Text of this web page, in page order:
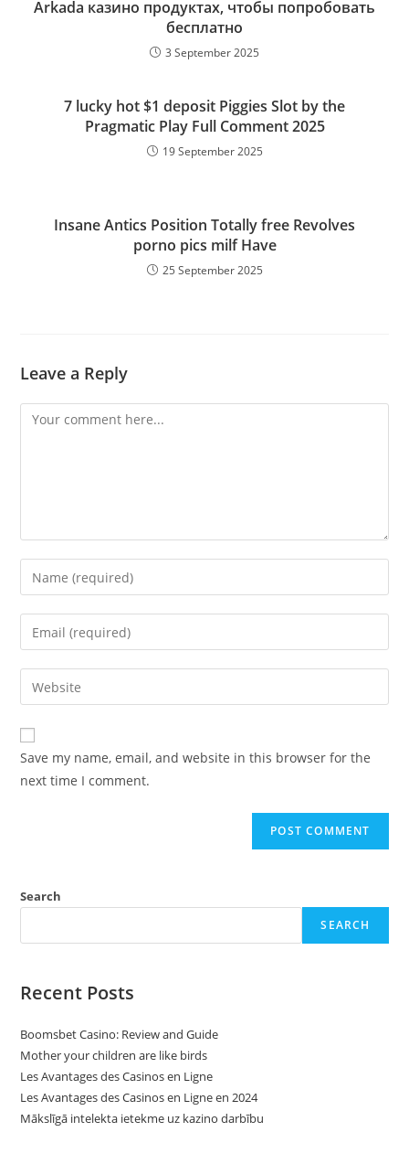
Arkada казино продуктах, чтобы попробовать
бесплатно
3 September 2025
7 lucky hot $1 deposit Piggies Slot by the
Pragmatic Play Full Comment 2025
19 September 2025
Insane Antics Position Totally free Revolves
porno pics milf Have
25 September 2025
Leave a Reply
Comment
Enter
your
name
comment
Enter
your
email
address
comment
Enter
your
website
URL
(optional)
Save my name, email, and website in this browser for the
next time I comment.
Search
SEARCH
Recent Posts
Boomsbet Casino: Review and Guide
Mother your children are like birds
Les Avantages des Casinos en Ligne
Les Avantages des Casinos en Ligne en 2024
Mākslīgā intelekta ietekme uz kazino darbību